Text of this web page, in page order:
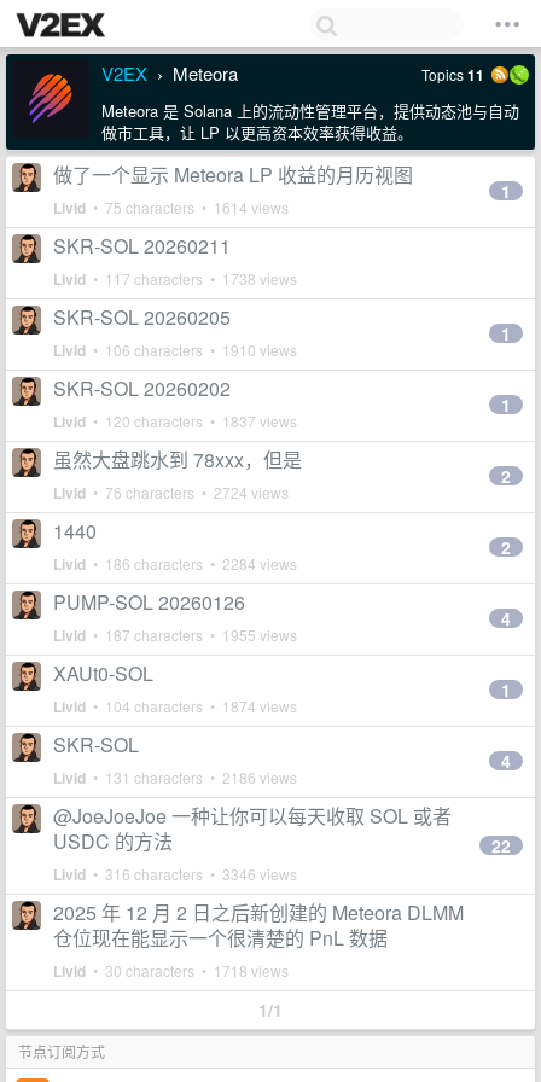
V2EX › Meteora Topics11
Meteora 是 Solana 上的流动性管理平台，提供动态池与自动
做市工具，让 LP 以更高资本效率获得收益。
做了一个显示 Meteora LP 收益的月历视图
Livid • 75 characters • 1614 views
1
SKR-SOL 20260211
Livid • 117 characters • 1738 views
SKR-SOL 20260205
Livid • 106 characters • 1910 views
1
SKR-SOL 20260202
Livid • 120 characters • 1837 views
1
虽然大盘跳水到 78xxx，但是
Livid • 76 characters • 2724 views
2
1440
Livid • 186 characters • 2284 views
2
PUMP-SOL 20260126
Livid • 187 characters • 1955 views
4
XAUt0-SOL
Livid • 104 characters • 1874 views
1
SKR-SOL
Livid • 131 characters • 2186 views
4
@JoeJoeJoe 一种让你可以每天收取 SOL 或者
USDC 的方法
Livid • 316 characters • 3346 views
22
2025 年 12 月 2 日之后新创建的 Meteora DLMM
仓位现在能显示一个很清楚的 PnL 数据
Livid • 30 characters • 1718 views
1/1
节点订阅方式